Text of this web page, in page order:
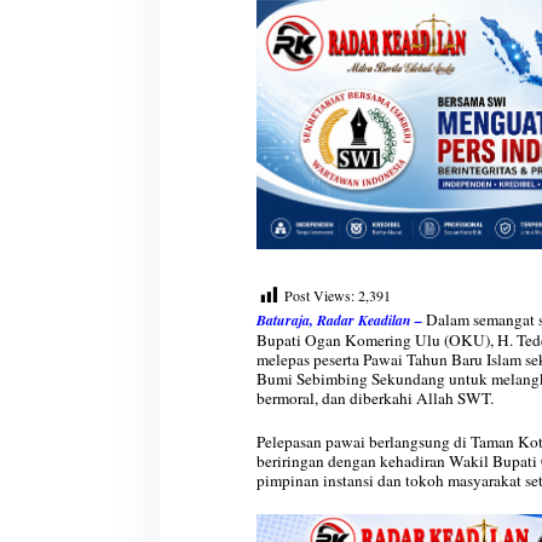
j
u
P
e
u
b
a
h
a
n
y
n
g
L
e
b
i
B
e
r
m
a
Post Views: 2,391
Baturaja, Radar Keadilan –Dalam
Bupati Ogan Komering Ulu (OKU), H.
melepas peserta Pawai Tahun Baru Islam
Bumi Sebimbing Sekundang untuk
bermoral, dan diberkahi Allah SWT.
Pelepasan pawai berlangsung di Taman
beriringan dengan kehadiran Wakil
pimpinan instansi dan tokoh masyarakat